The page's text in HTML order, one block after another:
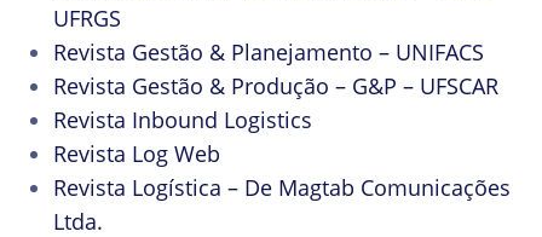
UFRGS
Revista Gestão & Planejamento – UNIFACS
Revista Gestão & Produção – G&P – UFSCAR
Revista Inbound Logistics
Revista Log Web
Revista Logística – De Magtab Comunicações
Ltda.